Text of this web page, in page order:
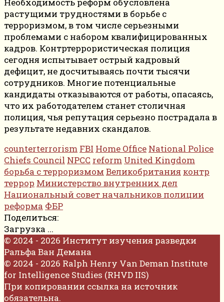
Необходимость реформ обусловлена
растущими трудностями в борьбе с
терроризмом, в том числе серьезными
проблемами с набором квалифицированных
кадров. Контртеррористическая полиция
сегодня испытывает острый кадровый
дефицит, не досчитываясь почти тысячи
сотрудников. Многие потенциальные
кандидаты отказываются от работы, опасаясь,
что их работодателем станет столичная
полиция, чья репутация серьезно пострадала в
результате недавних скандалов.
counterterrorism FBI Home Office National Police
Chiefs Council NPCC reform United Kingdom
борьба с терроризмом Великобритания контр
террор Министерство внутренних дел
Национальный совет начальников полиции
реформа ФБР
Поделиться:
Загрузка ...
© 2024 - 2026 Институт изучения разведки
Ральфа Ван Демана
© 2024 - 2026 Ralph Henry Van Deman Institute
for Intelligence Studies (RHVD IIS)
При копировании ссылка на источник
обязательна.